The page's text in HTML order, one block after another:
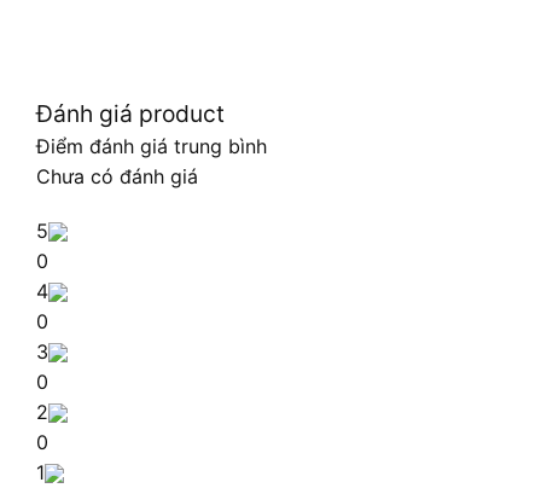
Đánh giá product
Điểm đánh giá trung bình
Chưa có đánh giá
5
0
4
0
3
0
2
0
1